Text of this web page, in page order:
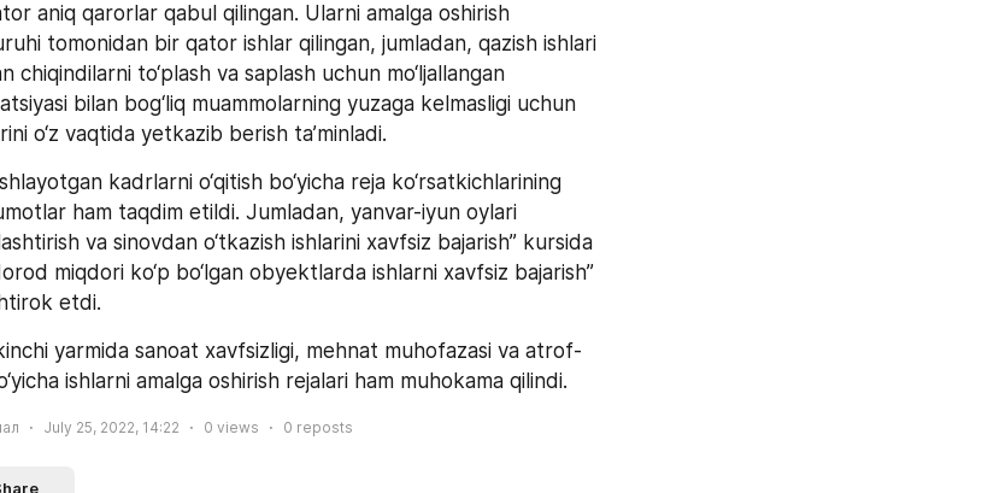
aniq qarorlar qabul qilingan. Ularni amalga oshirish
tomonidan bir qator ishlar qilingan, jumladan, qazish ishlari
chiqindilarni to‘plash va saplash uchun mo‘ljallangan
bilan bog‘liq muammolarning yuzaga kelmasligi uchun
o‘z vaqtida yetkazib berish ta’minladi.
kadrlarni o‘qitish bo‘yicha reja ko‘rsatkichlarining
ham taqdim etildi. Jumladan, yanvar-iyun oylari
va sinovdan o‘tkazish ishlarini xavfsiz bajarish” kursida
miqdori ko‘p bo‘lgan obyektlarda ishlarni xavfsiz bajarish”
etdi.
yarmida sanoat xavfsizligi, mehnat muhofazasi va atrof-
ishlarni amalga oshirish rejalari ham muhokama qilindi.
July 25, 2022, 14:22 0 views 0 reposts